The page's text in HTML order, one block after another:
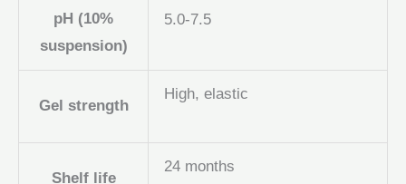
pH (10%
suspension)
5.0-7.5
Gel strength
High, elastic
Shelf life
24 months